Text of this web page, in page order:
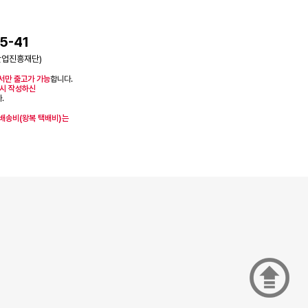
41
진흥재단)
만 출고가 가능합니다.
작성하신
.
송비(왕복 택배비)는